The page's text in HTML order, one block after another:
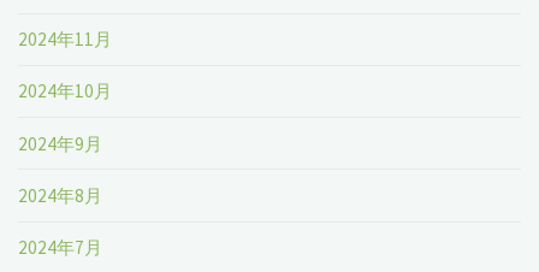
2024年11月
2024年10月
2024年9月
2024年8月
2024年7月